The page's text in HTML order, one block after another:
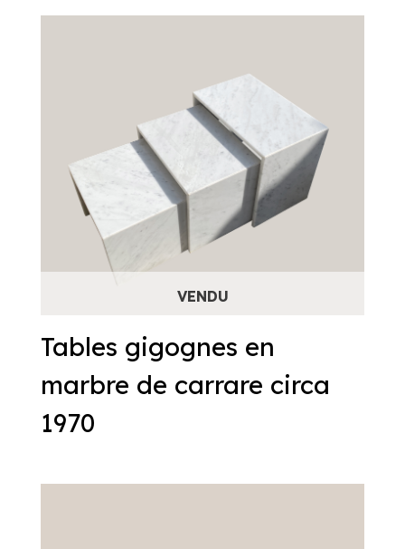
Tables gigognes en
marbre de carrare circa
1970